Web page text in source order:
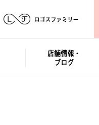
ロゴスファミリー
店舗情報・
ブログ